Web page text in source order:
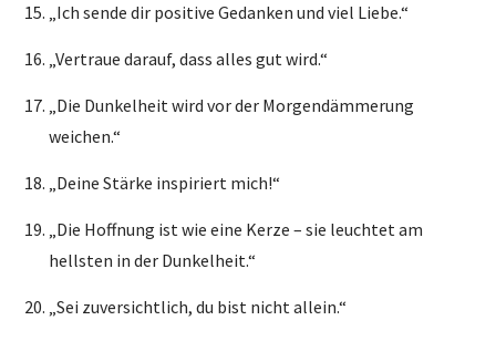
„Ich sende dir positive Gedanken und viel Liebe.“
„Vertraue darauf, dass alles gut wird.“
„Die Dunkelheit wird vor der Morgendämmerung
weichen.“
„Deine Stärke inspiriert mich!“
„Die Hoffnung ist wie eine Kerze – sie leuchtet am
hellsten in der Dunkelheit.“
„Sei zuversichtlich, du bist nicht allein.“